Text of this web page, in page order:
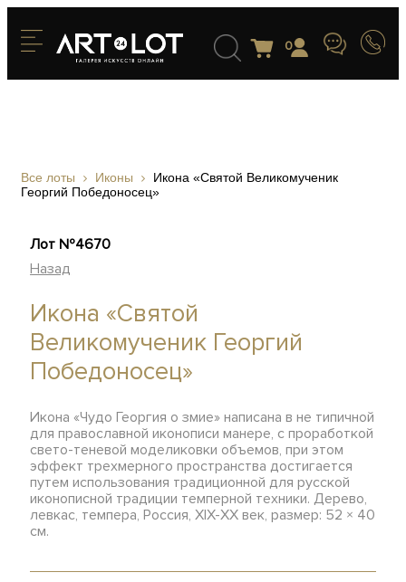
0
Все лоты Иконы
Икона «Святой Великомученик
Георгий Победоносец»
Лот №4670
Назад
Икона «Святой
Великомученик Георгий
Победоносец»
Икона «Чудо Георгия о змие» написана в не типичной
для православной иконописи манере, с проработкой
свето-теневой моделиковки объемов, при этом
эффект трехмерного пространства достигается
путем использования традиционной для русской
иконописной традиции темперной техники. Дерево,
левкас, темпера, Россия, XIX-ХХ век, размер: 52 × 40
см.